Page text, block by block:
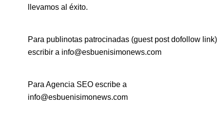
llevamos al éxito.
Para publinotas patrocinadas (guest post dofollow link)
escribir a info@esbuenisimonews.com
Para Agencia SEO escribe a
info@esbuenisimonews.com